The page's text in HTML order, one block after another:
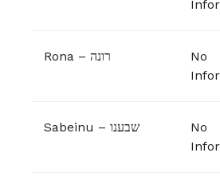
Rona – רונה
No
Sabeinu – שבענו
No